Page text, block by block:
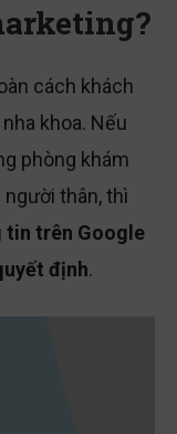
cách khách
khoa. Nếu
phòng khám
thân, thì
tin trên Google
định.